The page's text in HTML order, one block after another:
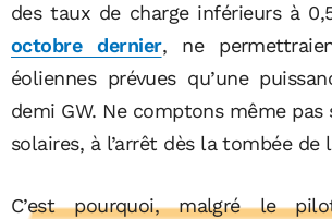
des taux de charge inférieurs à
octobre dernier, ne
éoliennes prévues qu’une
demi GW. Ne comptons même
solaires, à l’arrêt dès la tombée de
C’est pourquoi, malgré le